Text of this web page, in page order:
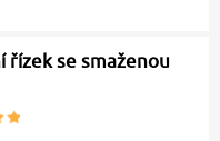
řízek se smaženou